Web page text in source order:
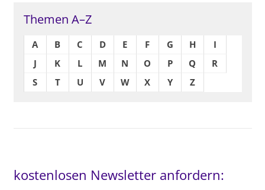
Themen A–Z
A B C D E F G H
I
J
K L M N O P Q
R
S
T U V W X Y Z
kostenlosen Newsletter anfordern: